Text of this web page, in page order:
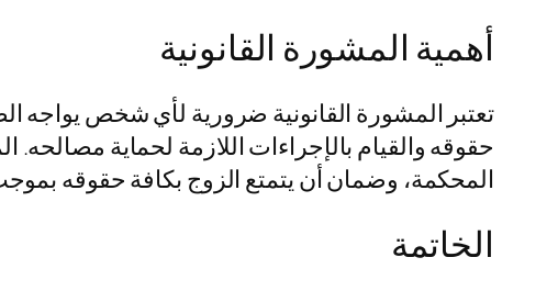
أهمية المشورة القانونية
تعتبر المشورة القانونية ضرورية لأي شخص
حقوقه والقيام بالإجراءات اللازمة لحماية
المحكمة، وضمان أن يتمتع الزوج بكافة حقوقه
الخاتمة